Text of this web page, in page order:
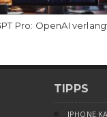
Pro: OpenAI
TIPPS
IPHONE